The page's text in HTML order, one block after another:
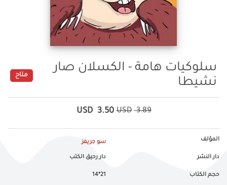
سلوكيات هامة - الكسلان صار
نشيطا
متاح
3.89
USD
3.50
USD
المؤلف سو جريفز
دار النشر دار رحيق الكتب
حجم الكتاب 21*14